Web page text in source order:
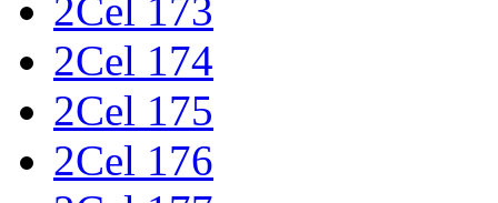
2Cel 173
2Cel 174
2Cel 175
2Cel 176